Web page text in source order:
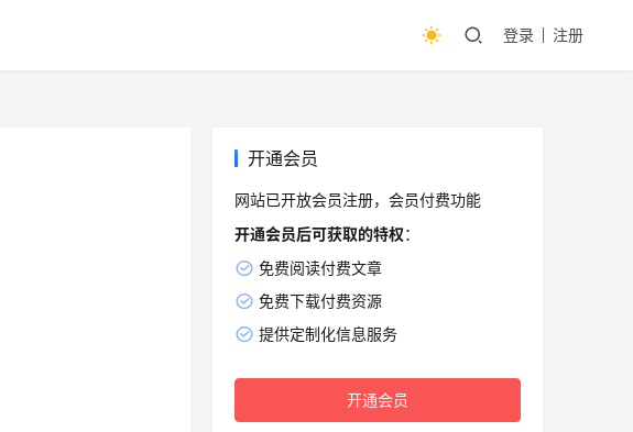
登录 注册
开通会员
网站已开放会员注册，会员付费功能
开通会员后可获取的特权：
免费阅读付费文章
免费下载付费资源
提供定制化信息服务
开通会员